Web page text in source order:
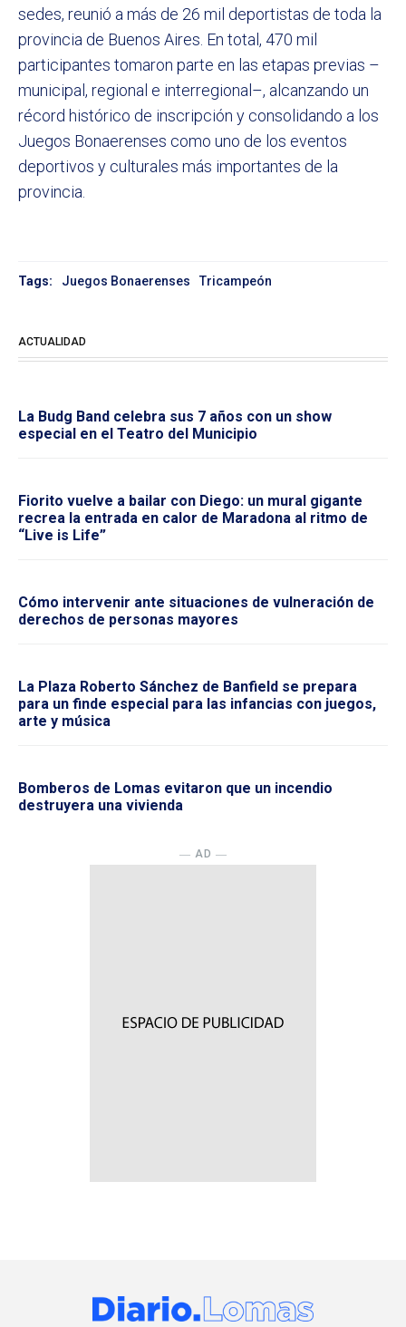
sedes, reunió a más de 26 mil deportistas de toda la
provincia de Buenos Aires. En total, 470 mil
participantes tomaron parte en las etapas previas –
municipal, regional e interregional–, alcanzando un
récord histórico de inscripción y consolidando a los
Juegos Bonaerenses como uno de los eventos
deportivos y culturales más importantes de la
provincia.
Tags: Juegos Bonaerenses Tricampeón
ACTUALIDAD
La Budg Band celebra sus 7 años con un show
especial en el Teatro del Municipio
Fiorito vuelve a bailar con Diego: un mural gigante
recrea la entrada en calor de Maradona al ritmo de
“Live is Life”
Cómo intervenir ante situaciones de vulneración de
derechos de personas mayores
La Plaza Roberto Sánchez de Banfield se prepara
para un finde especial para las infancias con juegos,
arte y música
Bomberos de Lomas evitaron que un incendio
destruyera una vivienda
― AD ―